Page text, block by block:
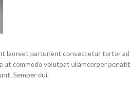
parturient consectetur tortor ad
ut commodo volutpat ullamcorper
Semper dui.